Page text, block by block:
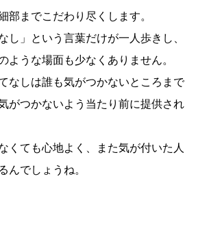
部までこだわり尽くします。
し」という言葉だけが一人歩きし、
ような場面も少なくありません。
なしは誰も気がつかないところまで
がつかないよう当たり前に提供され
くても心地よく、また気が付いた人
んでしょうね。